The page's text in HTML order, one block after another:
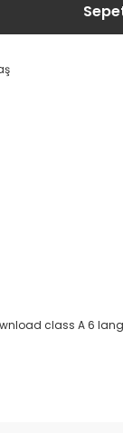
class A 6